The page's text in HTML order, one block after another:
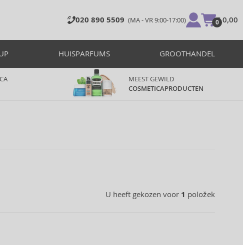
020 890 5509 (MA - VR 9:00-17:00) 0
€ 0,00
HUISPARFUMS GROOTHANDEL
MEEST GEWILD
COSMETICAPRODUCTEN
U heeft gekozen voor 1 položek